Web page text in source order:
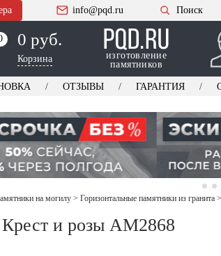
info@pqd.ru Поиск
0 руб.
Корзина
изготовление
памятников
ОТЗЫВЫ ГАРАНТИЯ
на могилу > Горизонтальные памятники из гранита >
и розы AM2868